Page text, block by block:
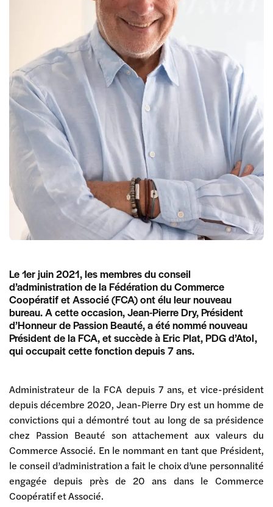
Le 1er juin 2021, les membres du conseil
d’administration de la Fédération du Commerce
Coopératif et Associé (FCA) ont élu leur nouveau
bureau. A cette occasion, Jean-Pierre Dry, Président
d’Honneur de Passion Beauté, a été nommé nouveau
Président de la FCA, et succède à Eric Plat, PDG d’Atol,
qui occupait cette fonction depuis 7 ans.
Administrateur de la FCA depuis 7 ans, et vice-président
depuis décembre 2020, Jean-Pierre Dry est un homme de
convictions qui a démontré tout au long de sa présidence
chez Passion Beauté son attachement aux valeurs du
Commerce Associé. En le nommant en tant que Président,
le conseil d’administration a fait le choix d’une personnalité
engagée depuis près de 20 ans dans le Commerce
Coopératif et Associé.